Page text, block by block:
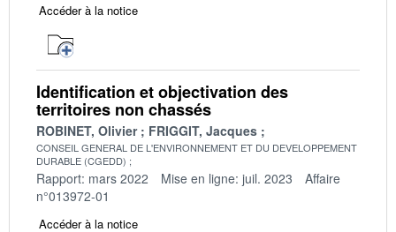
Accéder à la notice
Identification et objectivation des
territoires non chassés
ROBINET, Olivier FRIGGIT, Jacques
CONSEIL GENERAL DE L'ENVIRONNEMENT ET DU DEVELOPPEMENT
DURABLE (CGEDD)
Rapport: mars 2022 Mise en ligne: juil. 2023
Affaire
n°013972-01
Accéder à la notice